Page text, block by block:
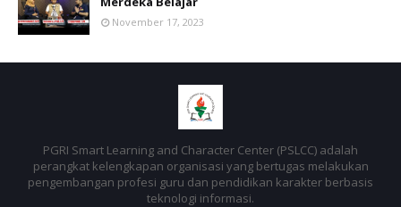
November 17, 2023
PGRI Smart Learning and Character Center (PSLCC) adalah
perangkat kelengkapan organisasi yang bertugas melakukan
pengembangan profesi guru dan pendidikan karakter berbasis
teknologi informasi.